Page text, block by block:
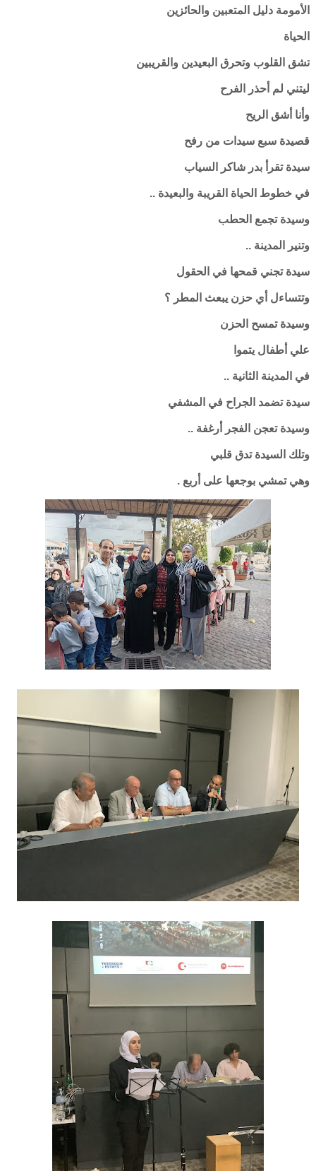
الأمومة دليل المتعبين والحائزين
الحياة
تشق القلوب وتحرق البعيدين والقريبين
ليتني لم أحذر الفرح
وأنا أشق الريح
قصيدة سبع سيدات من رفح
سيدة تقرأ بدر شاكر السياب
في خطوط الحياة القريبة والبعيدة ..
وسيدة تجمع الحطب
وتنير المدينة ..
سيدة تجني قمحها في الحقول
وتتساءل أي حزن يبعث المطر ؟
وسيدة تمسح الحزن
علي أطفال يتموا
في المدينة الثانية ..
سيدة تضمد الجراح في المشفي
وسيدة تعجن الفجر أرغفة ..
وتلك السيدة تدق قلبي
وهي تمشي بوجعها على أربع .